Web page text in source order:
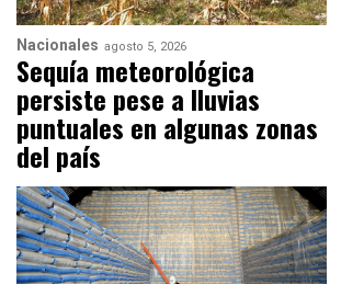
Nacionales agosto 5, 2026
Sequía meteorológica
persiste pese a lluvias
puntuales en algunas zonas
del país